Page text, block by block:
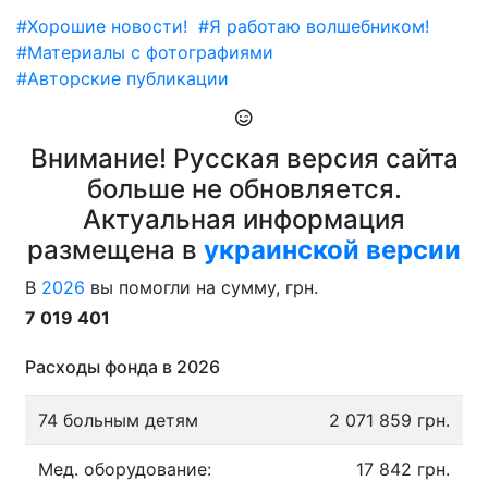
#Хорошие новости! #Я работаю волшебником!
#Материалы с фотографиями
#Авторские публикации
Внимание! Русская версия сайта
больше не обновляется.
Актуальная информация
размещена в украинской версии
В 2026 вы помогли на сумму, грн.
7 019 401
Расходы фонда в 2026
74 больным детям 2 071 859 грн.
Мед. оборудование: 17 842 грн.